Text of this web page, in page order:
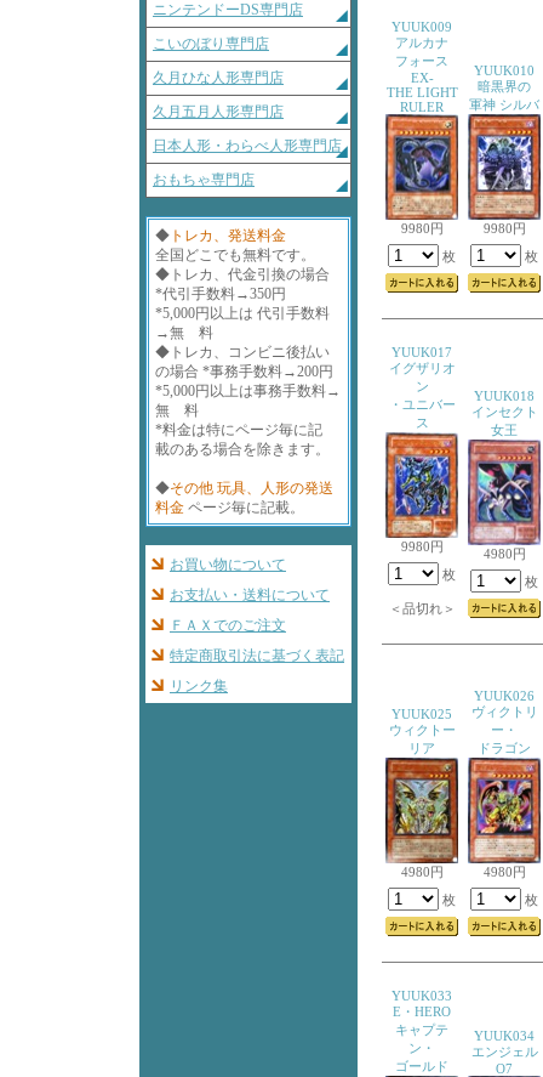
ニンテンドーDS専門店
こいのぼり専門店
久月ひな人形専門店
久月五月人形専門店
日本人形・わらべ人形専門店
おもちゃ専門店
◆ トレカ、発送料金
全国どこでも無料です。
◆トレカ、代金引換の場合
*代引手数料→350円
*5,000円以上は 代引手数料
→無 料
◆トレカ、コンビニ後払い
の場合 *事務手数料→200円
*5,000円以上は事務手数料→
無 料
*料金は特にページ毎に記
載のある場合を除きます。
◆その他 玩具、人形の発送
料金 ページ毎に記載。
お買い物について
お支払い・送料について
ＦＡＸでのご注文
特定商取引法に基づく表記
リンク集
YUUK009
アルカナ
フォース
EX-
THE LIGHT
RULER
9980円
枚
YUUK010
暗黒界の
軍神 シルバ
9980円
枚
YUUK017
イグザリオ
ン
・ユニバー
ス
9980円
枚
＜品切れ＞
YUUK018
インセクト
女王
4980円
枚
YUUK025
ウィクトー
リア
4980円
枚
YUUK026
ヴィクトリ
ー・
ドラゴン
4980円
枚
YUUK033
E・HERO
キャプテ
ン・
ゴールド
YUUK034
エンジェル
O7